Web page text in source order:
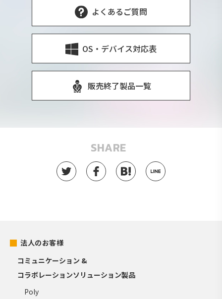
よくあるご質問
OS・デバイス対応表
販売終了製品一覧
SHARE
法人のお客様
コミュニケーション &
コラボレーションソリューション製品
Poly